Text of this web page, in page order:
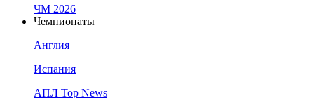
ЧМ 2026
Чемпионаты
Англия
Испания
АПЛ Top News